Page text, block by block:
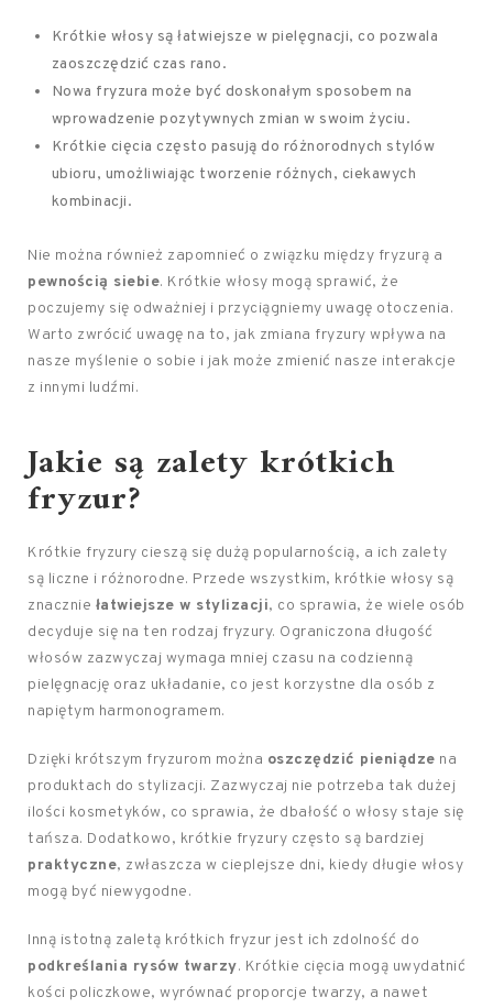
Krótkie włosy są łatwiejsze w pielęgnacji, co pozwala
zaoszczędzić czas rano.
Nowa fryzura może być doskonałym sposobem na
wprowadzenie pozytywnych zmian w swoim życiu.
Krótkie cięcia często pasują do różnorodnych stylów
ubioru, umożliwiając tworzenie różnych, ciekawych
kombinacji.
Nie można również zapomnieć o związku między fryzurą a
pewnością siebie. Krótkie włosy mogą sprawić, że
poczujemy się odważniej i przyciągniemy uwagę otoczenia.
Warto zwrócić uwagę na to, jak zmiana fryzury wpływa na
nasze myślenie o sobie i jak może zmienić nasze interakcje
z innymi ludźmi.
Jakie są zalety krótkich
fryzur?
Krótkie fryzury cieszą się dużą popularnością, a ich zalety
są liczne i różnorodne. Przede wszystkim, krótkie włosy są
znacznie łatwiejsze w stylizacji, co sprawia, że wiele osób
decyduje się na ten rodzaj fryzury. Ograniczona długość
włosów zazwyczaj wymaga mniej czasu na codzienną
pielęgnację oraz układanie, co jest korzystne dla osób z
napiętym harmonogramem.
Dzięki krótszym fryzurom można oszczędzić pieniądze na
produktach do stylizacji. Zazwyczaj nie potrzeba tak dużej
ilości kosmetyków, co sprawia, że dbałość o włosy staje się
tańsza. Dodatkowo, krótkie fryzury często są bardziej
praktyczne, zwłaszcza w cieplejsze dni, kiedy długie włosy
mogą być niewygodne.
Inną istotną zaletą krótkich fryzur jest ich zdolność do
podkreślania rysów twarzy. Krótkie cięcia mogą uwydatnić
kości policzkowe, wyrównać proporcje twarzy, a nawet